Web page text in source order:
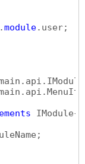
- Manage -
module.user;
IModule{